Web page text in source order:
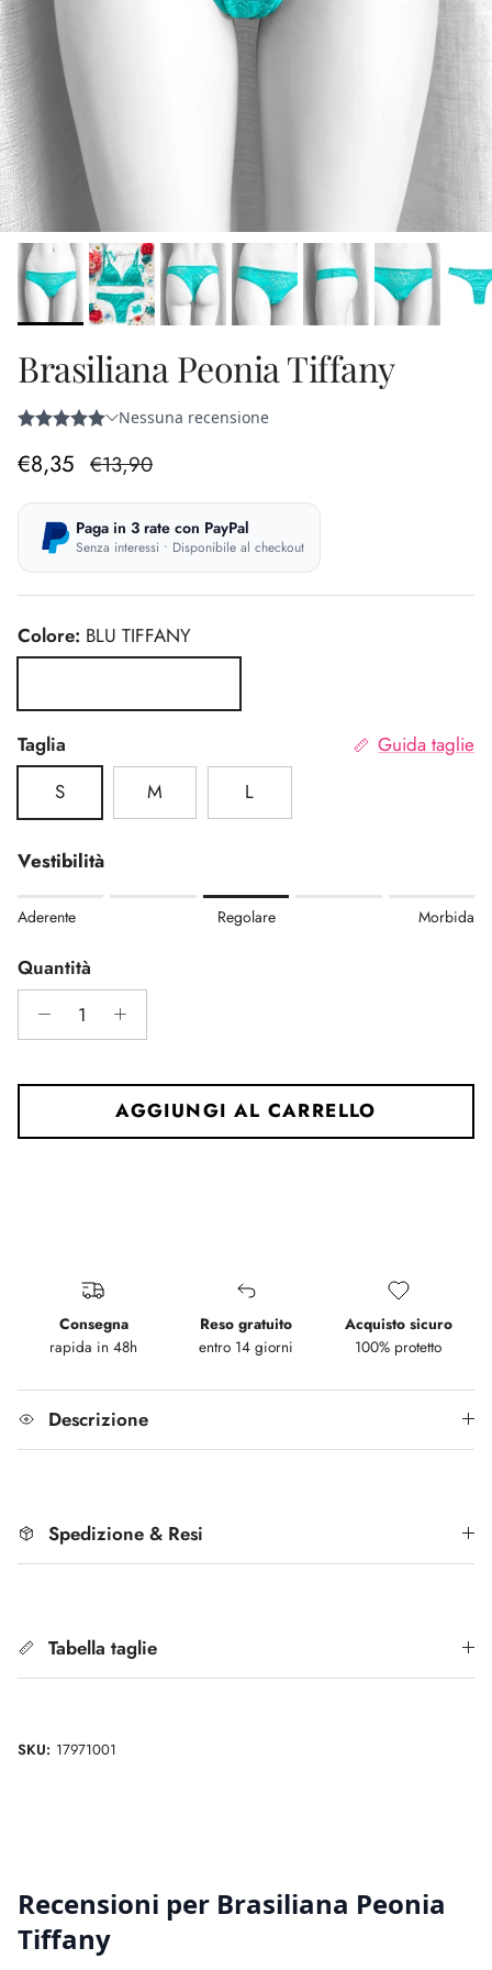
Brasiliana Peonia Tiffany
Prezzo di vendita
€8,35 Prezzo normale
€13,90
Paga in 3 rate con PayPal
Senza interessi • Disponibile al checkout
Colore: BLU TIFFANY
Taglia
Guida taglie
S
M L
Vestibilità
Rating of 1 means Aderente.
Rating of 5 means Morbida.
The rating of this product for "" is 3.
Aderente Regolare Morbida
Quantità
AGGIUNGI AL CARRELLO
Consegna
rapida in 48h
Reso gratuito
entro 14 giorni
Acquisto sicuro
100% protetto
Descrizione
Spedizione & Resi
Tabella taglie
SKU: 17971001